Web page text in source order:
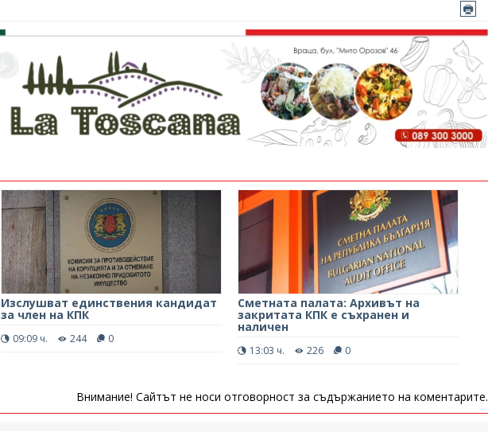
Изслушват единствения кандидат
за член на КПК
09:09 ч. 244 0
Сметната палата: Архивът на
закритата КПК е съхранен и
наличен
13:03 ч. 226 0
Внимание! Сайтът не носи отговорност за съдържанието на коментарите.